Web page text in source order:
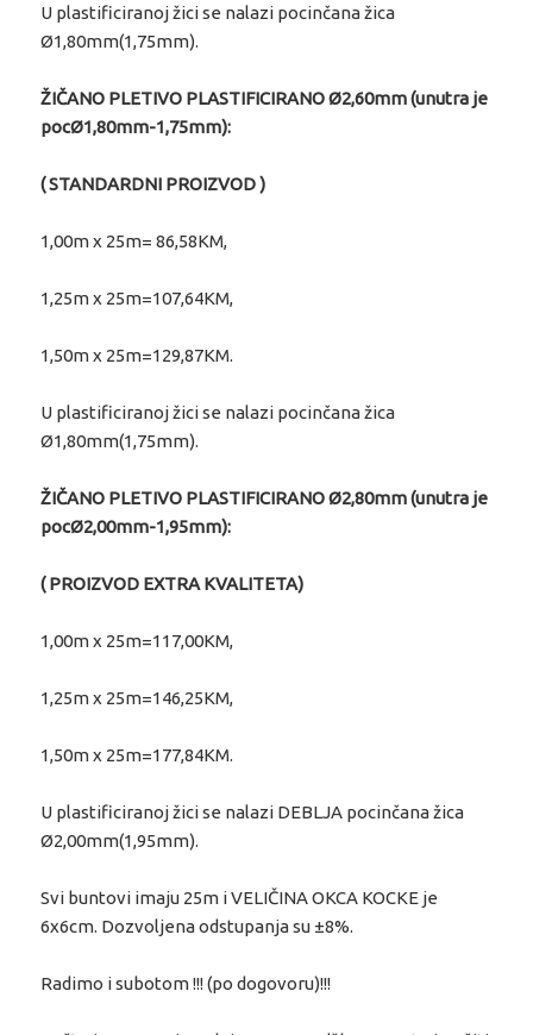
U plastificiranoj žici se nalazi pocinčana žica
Ø1,80mm(1,75mm).
ŽIČANO PLETIVO PLASTIFICIRANO Ø2,60mm (unutra je
pocØ1,80mm-1,75mm):
( STANDARDNI PROIZVOD )
1,00m x 25m= 86,58KM,
1,25m x 25m=107,64KM,
1,50m x 25m=129,87KM.
U plastificiranoj žici se nalazi pocinčana žica
Ø1,80mm(1,75mm).
ŽIČANO PLETIVO PLASTIFICIRANO Ø2,80mm (unutra je
pocØ2,00mm-1,95mm):
( PROIZVOD EXTRA KVALITETA)
1,00m x 25m=117,00KM,
1,25m x 25m=146,25KM,
1,50m x 25m=177,84KM.
U plastificiranoj žici se nalazi DEBLJA pocinčana žica
Ø2,00mm(1,95mm).
Svi buntovi imaju 25m i VELIČINA OKCA KOCKE je
6x6cm. Dozvoljena odstupanja su ±8%.
Radimo i subotom !!! (po dogovoru)!!!